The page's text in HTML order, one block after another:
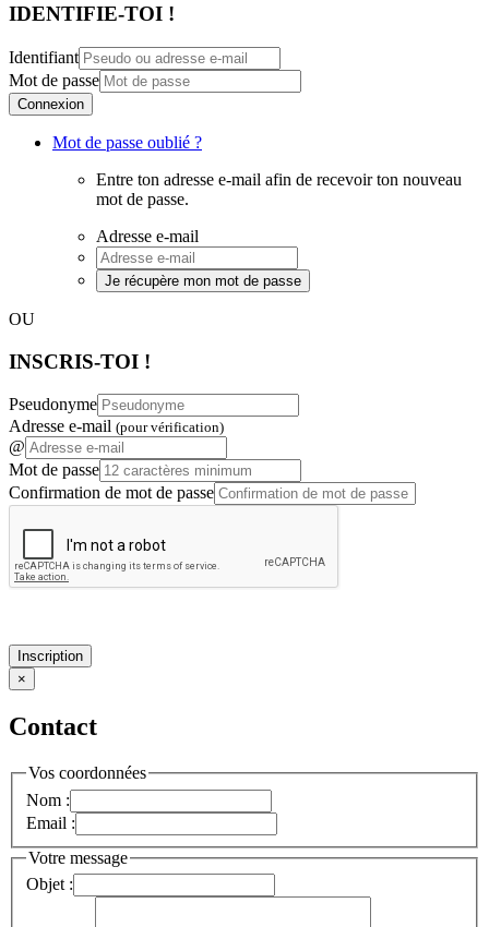
IDENTIFIE-TOI !
Identifiant
Mot de passe
Connexion
Mot de passe oublié ?
Entre ton adresse e-mail afin de recevoir ton nouveau
mot de passe.
Adresse e-mail
Je récupère mon mot de passe
OU
INSCRIS-TOI !
Pseudonyme
Adresse e-mail (pour vérification)
@
Mot de passe
Confirmation de mot de passe
Inscription
×
Contact
Vos coordonnées
Nom :
Email :
Votre message
Objet :